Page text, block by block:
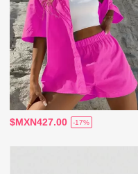
$MXN427.00 -17%